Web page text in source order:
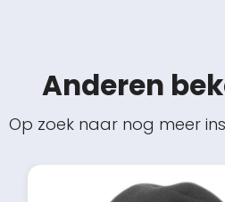
Anderen
Op zoek naar nog meer